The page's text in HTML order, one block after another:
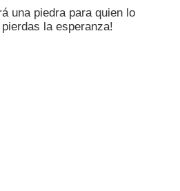
una piedra para quien lo
la esperanza!